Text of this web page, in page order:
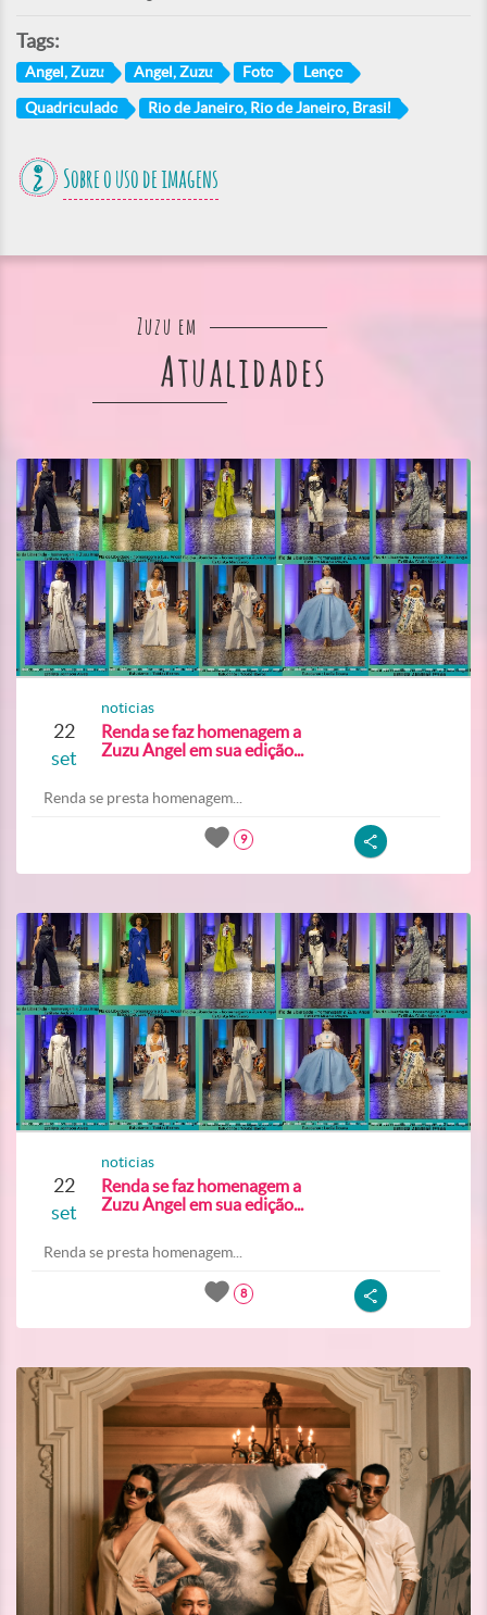
Tags:
Angel, Zuzu Angel, Zuzu Foto Lenço
Quadriculado Rio de Janeiro, Rio de Janeiro, Brasil
Sobre o uso de imagens
Zuzu em
Atualidades
22
set
noticias
Renda se faz homenagem a
Zuzu Angel em sua edição...
Renda se presta homenagem...
9
22
set
noticias
Renda se faz homenagem a
Zuzu Angel em sua edição...
Renda se presta homenagem...
8